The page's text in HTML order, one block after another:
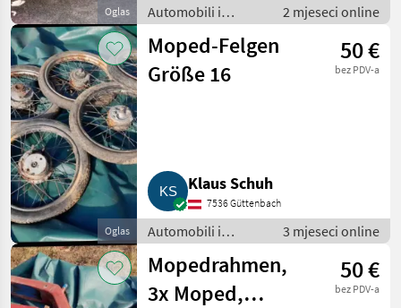
Oglas
Automobili i
motocikli / Motori
2 mjeseci online
Oglas
Moped-Felgen
Größe 16
50 €
bez PDV-a
Klaus Schuh
7536 Güttenbach
Automobili i
motocikli / Motori
3 mjeseci online
Mopedrahmen,
3x Moped,
50 €
bez PDV-a